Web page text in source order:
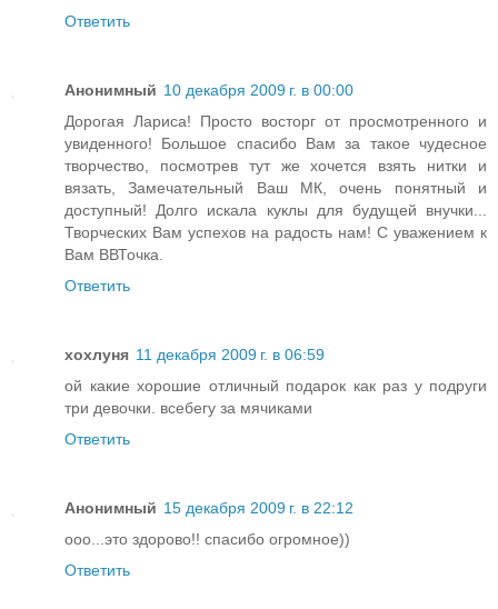
Ответить
Анонимный 10 декабря 2009 г. в 00:00
Дорогая Лариса! Просто восторг от просмотренного и
увиденного! Большое спасибо Вам за такое чудесное
творчество, посмотрев тут же хочется взять нитки и
вязать, Замечательный Ваш МК, очень понятный и
доступный! Долго искала куклы для будущей внучки...
Творческих Вам успехов на радость нам! С уважением к
Вам ВВТочка.
Ответить
хохлуня 11 декабря 2009 г. в 06:59
ой какие хорошие отличный подарок как раз у подруги
три девочки. всебегу за мячиками
Ответить
Анонимный 15 декабря 2009 г. в 22:12
ооо...это здорово!! спасибо огромное))
Ответить